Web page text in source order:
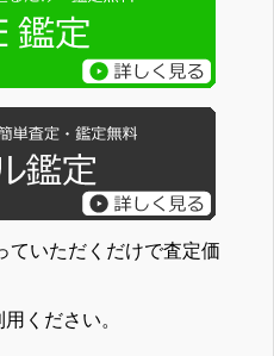
ていただくだけで査定価
ください。